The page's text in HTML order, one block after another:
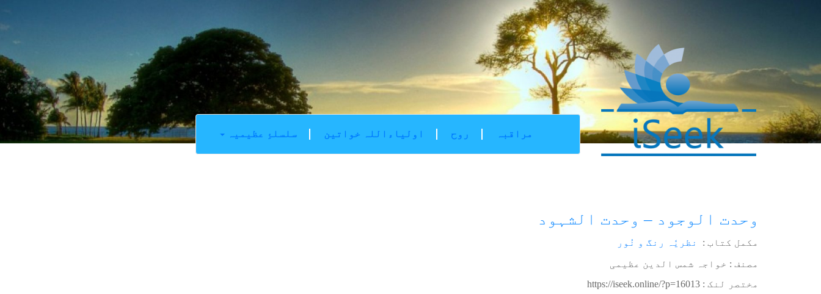
سلسلۂِ عظیمیہ اولیاءاللہ خواتین روح مراقبہ
وحدت الوجود – وحدت الشہود
مکمل کتاب : نظریٗہ رنگ و نُور
مصنف : خواجہ شمس الدین عظیمی
مختصر لنک : https://iseek.online/?p=16013